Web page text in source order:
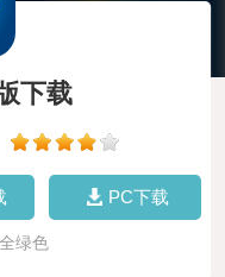
下载
PC下载
绿色